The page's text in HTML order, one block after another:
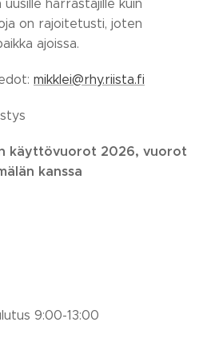
harrastajille kuin
on rajoitetusti, joten
ajoissa.
mikklei@rhy.riista.fi
käyttövuorot 2026, vuorot
kanssa
9:00-13:00